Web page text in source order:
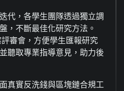
代，各學生團隊透過獨立調
，不斷最佳化研究方法。
審會，方便學生匯報研究
聽取專業指導意見，助力後
真實反洗錢與區塊鏈合規工